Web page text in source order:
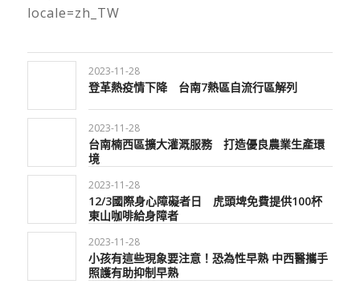
locale=zh_TW
2023-11-28
登革熱疫情下降 台南7熱區自流行區解列
2023-11-28
台南楠西區擴大灌溉服務 打造優良農業生產環
境
2023-11-28
12/3國際身心障礙者日 虎頭埤免費提供100杯
東山咖啡給身障者
2023-11-28
小孩有這些現象要注意！恐為性早熟 中西醫攜手
照護有助抑制早熟